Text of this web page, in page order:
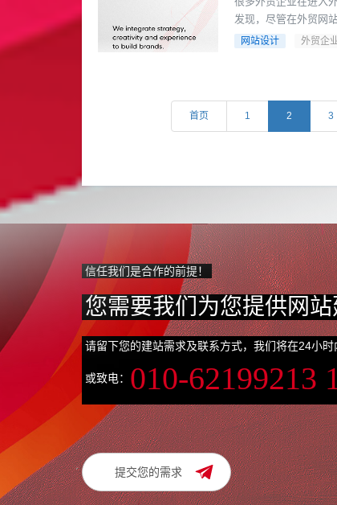
发现，尽管在外贸网
网站设计 外贸企
首页 1 2 3
信任我们是合作的前提！
您需要我们为您提供网站
请留下您的建站需求及联系方式，我们将在24小时
或致电： 010-62199213
提交您的需求